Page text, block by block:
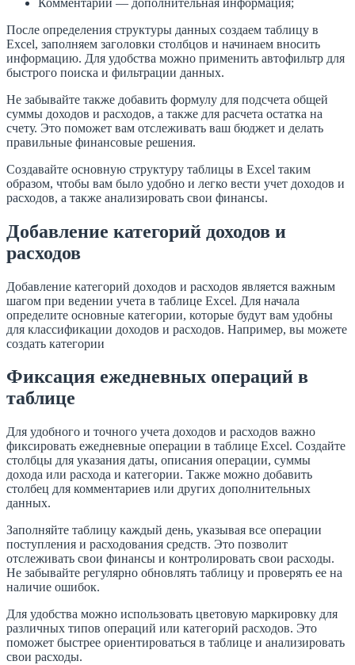
После определения структуры данных создаем таблицу в
Excel, заполняем заголовки столбцов и начинаем вносить
информацию. Для удобства можно применить автофильтр для
быстрого поиска и фильтрации данных.
Не забывайте также добавить формулу для подсчета общей
суммы доходов и расходов, а также для расчета остатка на
счету. Это поможет вам отслеживать ваш бюджет и делать
правильные финансовые решения.
Создавайте основную структуру таблицы в Excel таким
образом, чтобы вам было удобно и легко вести учет доходов и
расходов, а также анализировать свои финансы.
Добавление категорий доходов и
расходов
Добавление категорий доходов и расходов является важным
шагом при ведении учета в таблице Excel. Для начала
определите основные категории, которые будут вам удобны
для классификации доходов и расходов. Например, вы можете
создать категории
Фиксация ежедневных операций в
таблице
Для удобного и точного учета доходов и расходов важно
фиксировать ежедневные операции в таблице Excel. Создайте
столбцы для указания даты, описания операции, суммы
дохода или расхода и категории. Также можно добавить
столбец для комментариев или других дополнительных
данных.
Заполняйте таблицу каждый день, указывая все операции
поступления и расходования средств. Это позволит
отслеживать свои финансы и контролировать свои расходы.
Не забывайте регулярно обновлять таблицу и проверять ее на
наличие ошибок.
Для удобства можно использовать цветовую маркировку для
различных типов операций или категорий расходов. Это
поможет быстрее ориентироваться в таблице и анализировать
свои расходы.